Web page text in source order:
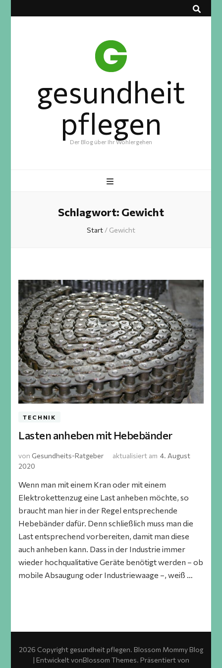
gesundheit
pflegen
Der Blog über Ihr Wohlergehen
Schlagwort: Gewicht
Start / Gewicht
TECHNIK
Lasten anheben mit Hebebänder
von Gesundheits-Ratgeber aktualisiert am 4. August
2020
Wenn man mit einem Kran oder mit einem
Elektrokettenzug eine Last anheben möchte, so
braucht man hier in der Regel entsprechende
Hebebänder dafür. Denn schließlich muss man die
Last entsprechend vorbereiten, damit man diese
auch anheben kann. Dass in der Industrie immer
wieder hochqualitative Geräte benötigt werden – ob
mobile Absaugung oder Industriewaage –, weiß …
2026 Copyright gesundheit pflegen. Blossom Mommy Blog
| Entwickelt vonBlossom Themes. Präsentiert von